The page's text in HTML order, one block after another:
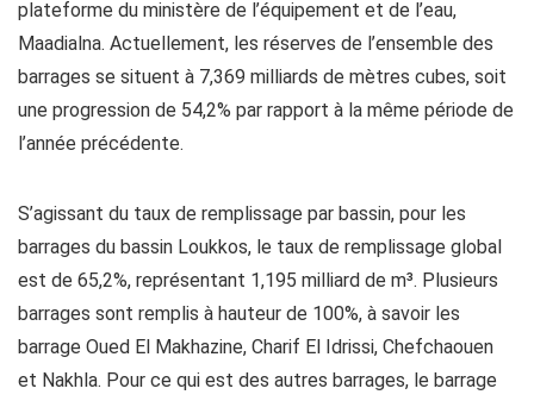
plateforme du ministère de l’équipement et de l’eau,
Maadialna. Actuellement, les réserves de l’ensemble des
barrages se situent à 7,369 milliards de mètres cubes, soit
une progression de 54,2% par rapport à la même période de
l’année précédente.
S’agissant du taux de remplissage par bassin, pour les
barrages du bassin Loukkos, le taux de remplissage global
est de 65,2%, représentant 1,195 milliard de m³. Plusieurs
barrages sont remplis à hauteur de 100%, à savoir les
barrage Oued El Makhazine, Charif El Idrissi, Chefchaouen
et Nakhla. Pour ce qui est des autres barrages, le barrage